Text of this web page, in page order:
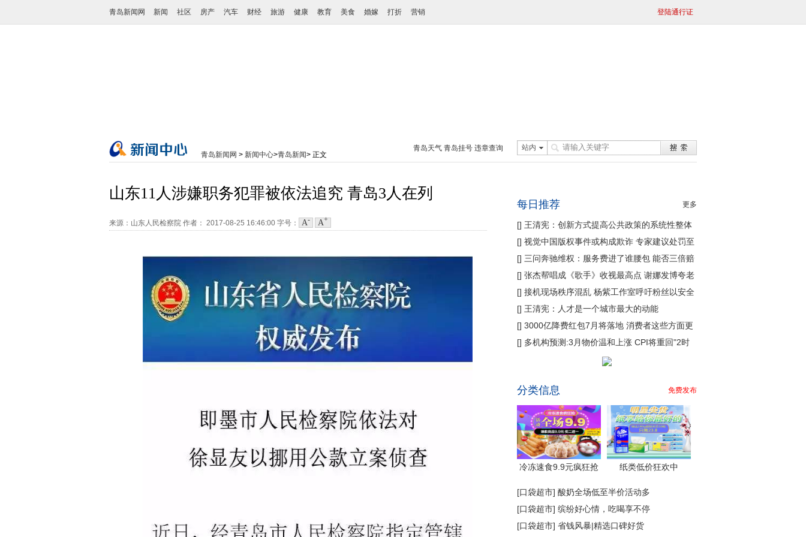
登陆通行证
青岛新闻网 新闻 社区 房产 汽车 财经 旅游 健康 教育 美食 婚嫁 打折 营销
站内
青岛天气 青岛挂号 违章查询
青岛新闻网 > 新闻中心>青岛新闻> 正文
山东11人涉嫌职务犯罪被依法追究 青岛3人在列
来源：山东人民检察院 作者： 2017-08-25 16:46:00 字号： A- A+
每日推荐 更多
[] 王清宪：创新方式提高公共政策的系统性整体
性协同性
[] 视觉中国版权事件或构成欺诈 专家建议处罚至
痛
[] 三问奔驰维权：服务费进了谁腰包 能否三倍赔
偿
[] 张杰帮唱成《歌手》收视最高点 谢娜发博夸老
公
[] 接机现场秩序混乱 杨紫工作室呼吁粉丝以安全
为主
[] 王清宪：人才是一个城市最大的动能
[] 3000亿降费红包7月将落地 消费者这些方面更
省钱
[] 多机构预测:3月物价温和上涨 CPI将重回"2时
分类信息 免费发布
冷冻速食9.9元疯狂抢 纸类低价狂欢中
[口袋超市] 酸奶全场低至半价活动多
[口袋超市] 缤纷好心情，吃喝享不停
[口袋超市] 省钱风暴|精选口碑好货